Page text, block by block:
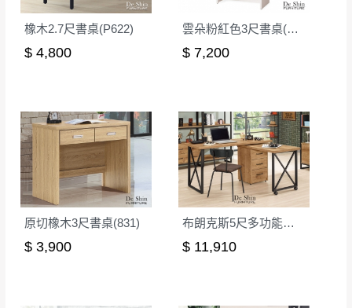
點選前往Line做詢問 ⮕ LINE ID：＠dershin
橡木2.7尺書桌(P622)
$ 4,800
雲朵粉紅色3尺書桌(上+下)
$ 7,200
原切橡木3尺書桌(831)
$ 3,900
布朗克斯5尺多功能旋轉桌
$ 11,910